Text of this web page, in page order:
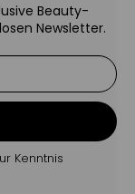
Beauty-
Newsletter.
Kenntnis